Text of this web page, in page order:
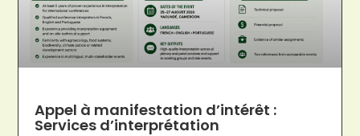
Appel à manifestation d’intérêt :
Services d’interprétation